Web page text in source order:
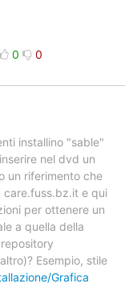
0 0
installino "sable"
nel dvd un
un riferimento che
care.fuss.bz.it e qui
per ottenere un
a quella della
Esempio, stile
Grafica